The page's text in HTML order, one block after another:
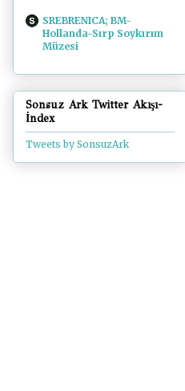
SREBRENICA; BM-
Hollanda-Sırp Soykırım
Müzesi
Sonsuz Ark Twitter Akışı-
İndex
Tweets by SonsuzArk